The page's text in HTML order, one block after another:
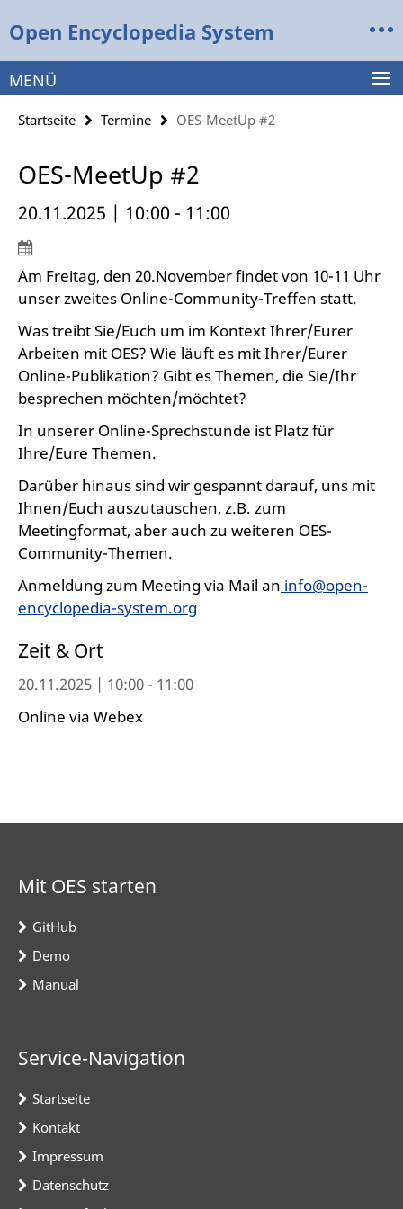
direkt
Inhalt
Open Encyclopedia System
Service-
Navigation
MENÜ
Startseite Termine OES-MeetUp #2
OES-MeetUp #2
20.11.2025 | 10:00 - 11:00
Am Freitag, den 20.November findet von 10-11 Uhr
unser zweites Online-Community-Treffen statt.
Was treibt Sie/Euch um im Kontext Ihrer/Eurer
Arbeiten mit OES? Wie läuft es mit Ihrer/Eurer
Online-Publikation? Gibt es Themen, die Sie/Ihr
besprechen möchten/möchtet?
In unserer Online-Sprechstunde ist Platz für
Ihre/Eure Themen.
Darüber hinaus sind wir gespannt darauf, uns mit
Ihnen/Euch auszutauschen, z.B. zum
Meetingformat, aber auch zu weiteren OES-
Community-Themen.
Anmeldung zum Meeting via Mail an info@open-
encyclopedia-system.org
Zeit & Ort
20.11.2025 | 10:00 - 11:00
Online via Webex
Mit OES starten
GitHub
Demo
Manual
Service-Navigation
Startseite
Kontakt
Impressum
Datenschutz